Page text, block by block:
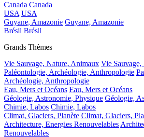
Canada Canada
USA USA
Guyane, Amazonie Guyane, Amazonie
Brésil Brésil
Grands Thèmes
Vie Sauvage, Nature, Animaux Vie
Paléontologie, Archéologie, Anthropologie
Archéologie, Anthropologie
Eau, Mers et Océans Eau, Mers et Océans
Géologie, Astronomie, Physique Géologie,
Chimie, Labos Chimie, Labos
Climat, Glaciers, Planète Climat, Glaciers,
Architecture, Energies Renouvelables
Renouvelables